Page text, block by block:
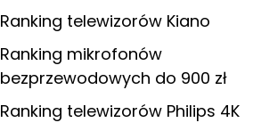
Ranking telewizorów Kiano
Ranking mikrofonów
bezprzewodowych do 900 zł
Ranking telewizorów Philips 4K